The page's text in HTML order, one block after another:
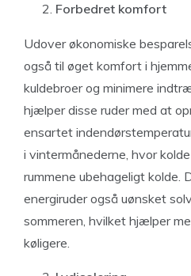
Forbedret komfort
Udover økonomiske
også til øget komfort i
kuldebroer og minimere
hjælper disse ruder med at
ensartet
i vintermånederne, hvor
rummene ubehageligt kolde.
energiruder også uønsket
sommeren, hvilket hjælper
køligere.